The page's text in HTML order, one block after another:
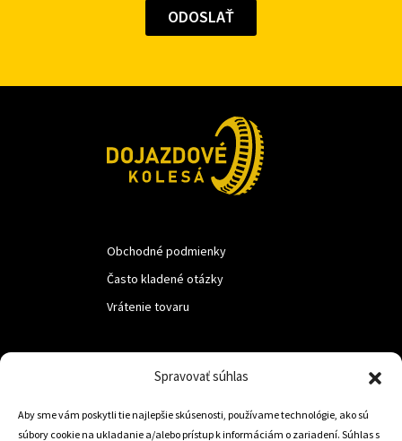
Spravovať súhlas
Aby sme vám poskytli tie najlepšie skúsenosti, používame technológie, ako sú
súbory cookie na ukladanie a/alebo prístup k informáciám o zariadení. Súhlas s
Obchodné podmienky
Často kladené otázky
Vrátenie tovaru
Trstená 02801